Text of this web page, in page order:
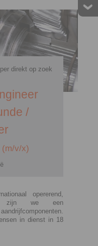
direkt op zoek
/
(m/v/x)
opererend,
zijn we een
in dienst in 18